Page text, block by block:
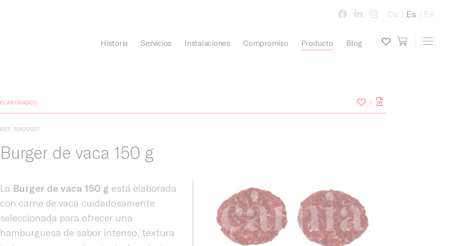
Historia Servicios Instalaciones Compromiso Producto Blog view cart
My wish list
Toggle
Ca Es En
ELABORADOS
REF: 52420027
Burger de vaca 150 g
La Burger de vaca 150 g está elaborada
con carne de vaca cuidadosamente
seleccionada para ofrecer una
hamburguesa de sabor intenso, textura